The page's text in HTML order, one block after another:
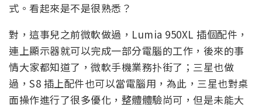
式。看起來是不是很熟悉？
對，這事兒之前微軟做過，Lumia 950XL 插個配件，
連上顯示器就可以完成一部分電腦的工作，後來的事
情大家都知道了，微軟手機業務扑街了；三星也做
過，S8 插上配件也可以當電腦用，為此，三星也對桌
面操作進行了很多優化，整體體驗尚可，但是未能大